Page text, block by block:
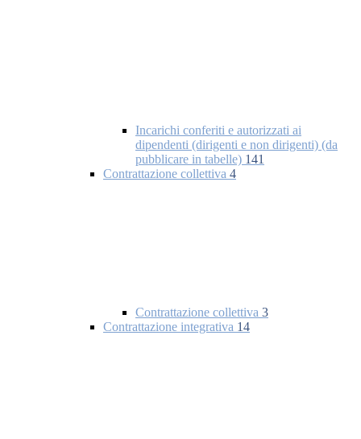
Incarichi conferiti e autorizzati ai
dipendenti (dirigenti e non dirigenti) (da
pubblicare in tabelle) 141
Contrattazione collettiva 4
Contrattazione collettiva 3
Contrattazione integrativa 14